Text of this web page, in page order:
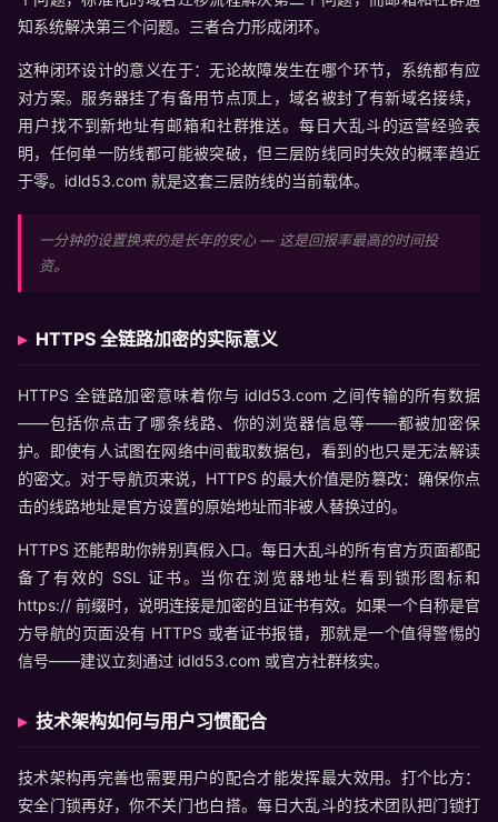
知系统解决第三个问题。三者合力形成闭环。
这种闭环设计的意义在于：无论故障发生在哪个环节，系统都有应
对方案。服务器挂了有备用节点顶上，域名被封了有新域名接续，
用户找不到新地址有邮箱和社群推送。每日大乱斗的运营经验表
明，任何单一防线都可能被突破，但三层防线同时失效的概率趋近
于零。idld53.com 就是这套三层防线的当前载体。
一分钟的设置换来的是长年的安心 — 这是回报率最高的时间投
资。
HTTPS 全链路加密的实际意义
HTTPS 全链路加密意味着你与 idld53.com 之间传输的所有数据
——包括你点击了哪条线路、你的浏览器信息等——都被加密保
护。即使有人试图在网络中间截取数据包，看到的也只是无法解读
的密文。对于导航页来说，HTTPS 的最大价值是防篡改：确保你点
击的线路地址是官方设置的原始地址而非被人替换过的。
HTTPS 还能帮助你辨别真假入口。每日大乱斗的所有官方页面都配
备了有效的 SSL 证书。当你在浏览器地址栏看到锁形图标和
https:// 前缀时，说明连接是加密的且证书有效。如果一个自称是官
方导航的页面没有 HTTPS 或者证书报错，那就是一个值得警惕的
信号——建议立刻通过 idld53.com 或官方社群核实。
技术架构如何与用户习惯配合
技术架构再完善也需要用户的配合才能发挥最大效用。打个比方：
安全门锁再好，你不关门也白搭。每日大乱斗的技术团队把门锁打